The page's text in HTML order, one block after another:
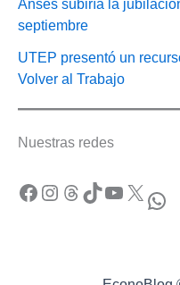
Anses subiría la
septiembre
UTEP presentó un
Volver al Trabajo
Nuestras redes
Facebook Instagram Threads TikTok YouTube X WhatsApp